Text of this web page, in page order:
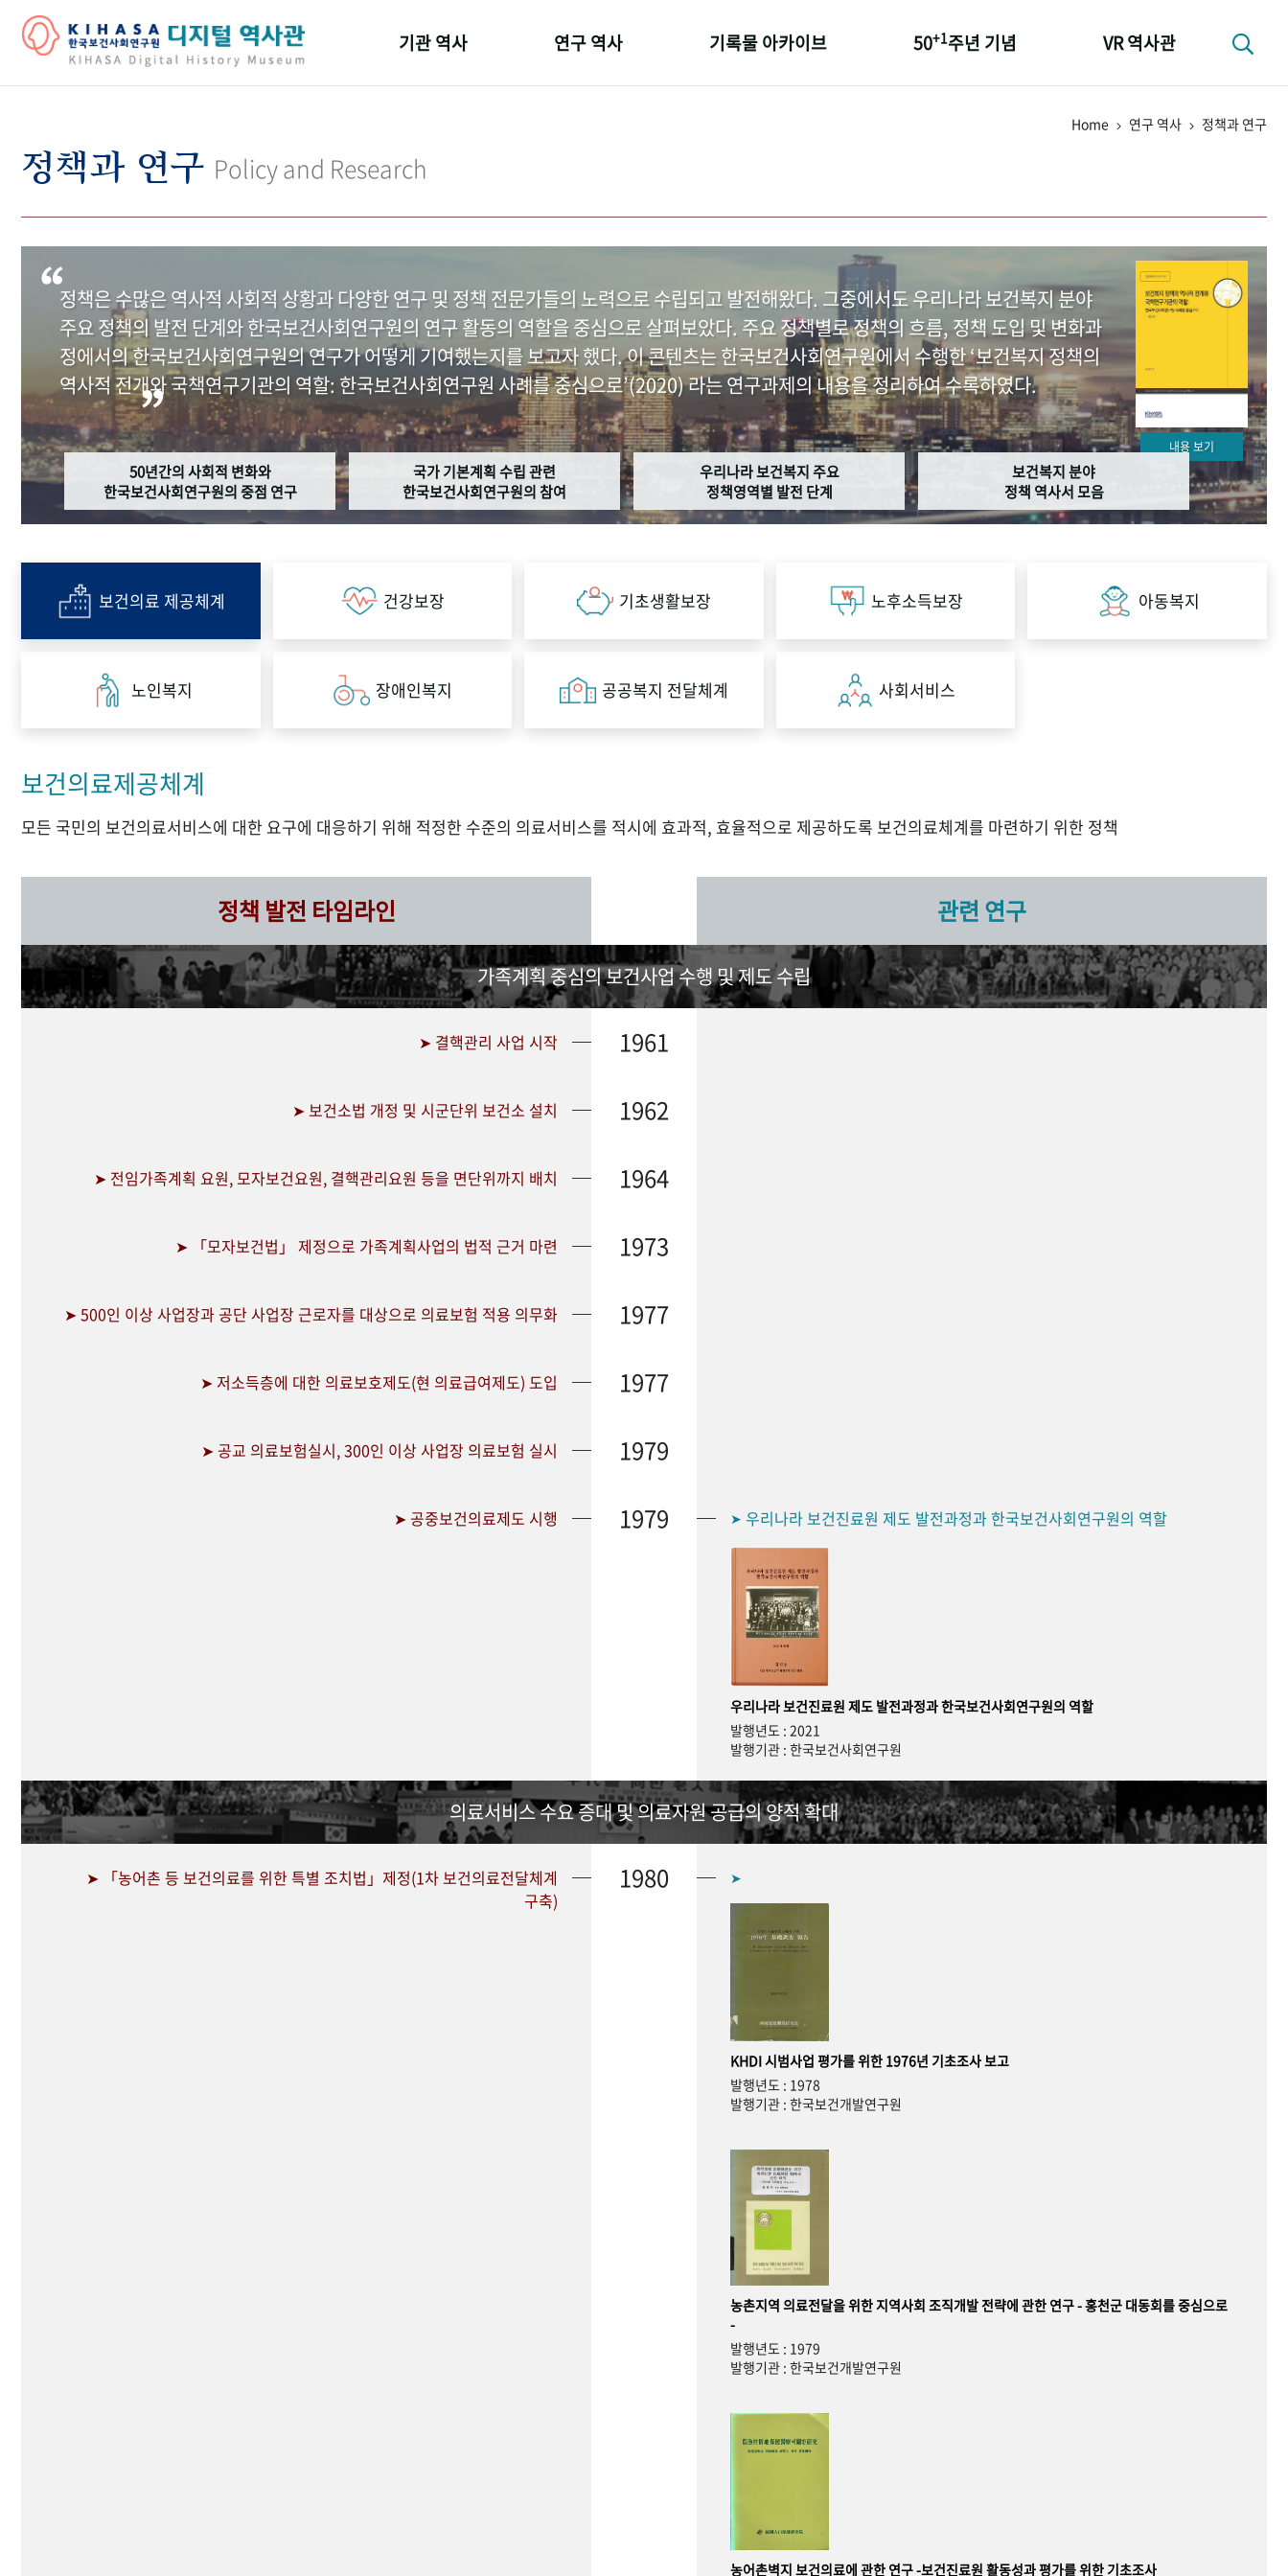
기관 역사
기관 변천사
연구 역사 기록물 아카이브 50+1주년 기념 VR 역사관
Home 연구 역사 정책과 연구
정책과 연구 Policy and Research
정책은 수많은 역사적 사회적 상황과 다양한 연구 및 정책 전문가들의 노력으로 수립되고 발전해왔다. 그중에서도 우리나라 보건복지 분야
주요 정책의 발전 단계와 한국보건사회연구원의 연구 활동의 역할을 중심으로 살펴보았다. 주요 정책별로 정책의 흐름, 정책 도입 및 변화과
정에서의 한국보건사회연구원의 연구가 어떻게 기여했는지를 보고자 했다. 이 콘텐츠는 한국보건사회연구원에서 수행한 ‘보건복지 정책의
역사적 전개와 국책연구기관의 역할: 한국보건사회연구원 사례를 중심으로’(2020) 라는 연구과제의 내용을 정리하여 수록하였다.
내용 보기
50년간의 사회적 변화와
한국보건사회연구원의 중점 연구
국가 기본계획 수립 관련
한국보건사회연구원의 참여
우리나라 보건복지 주요
정책영역별 발전 단계
보건복지 분야
정책 역사서 모음
보건의료 제공체계 건강보장 기초생활보장 노후소득보장 아동복지
노인복지 장애인복지 공공복지 전달체계 사회서비스
보건의료제공체계
모든 국민의 보건의료서비스에 대한 요구에 대응하기 위해 적정한 수준의 의료서비스를 적시에 효과적, 효율적으로 제공하도록 보건의료체계를 마련하기 위한 정책
정책 발전 타임라인 관련 연구
가족계획 중심의 보건사업 수행 및 제도 수립
➤ 결핵관리 사업 시작 1961
➤ 보건소법 개정 및 시군단위 보건소 설치 1962
➤ 전임가족계획 요원, 모자보건요원, 결핵관리요원 등을 면단위까지 배치 1964
➤ 「모자보건법」 제정으로 가족계획사업의 법적 근거 마련 1973
➤ 500인 이상 사업장과 공단 사업장 근로자를 대상으로 의료보험 적용 의무화 1977
➤ 저소득층에 대한 의료보호제도(현 의료급여제도) 도입 1977
➤ 공교 의료보험실시, 300인 이상 사업장 의료보험 실시 1979
➤ 공중보건의료제도 시행 1979 ➤ 우리나라 보건진료원 제도 발전과정과 한국보건사회연구원의 역할
우리나라 보건진료원 제도 발전과정과 한국보건사회연구원의 역할
발행년도 : 2021
발행기관 : 한국보건사회연구원
의료서비스 수요 증대 및 의료자원 공급의 양적 확대
➤ 「농어촌 등 보건의료를 위한 특별 조치법」제정(1차 보건의료전달체계
구축)
1980 ➤
KHDI 시범사업 평가를 위한 1976년 기초조사 보고
발행년도 : 1978
발행기관 : 한국보건개발연구원
농촌지역 의료전달을 위한 지역사회 조직개발 전략에 관한 연구 - 홍천군 대동회를 중심으로
-
발행년도 : 1979
발행기관 : 한국보건개발연구원
농어촌벽지 보건의료에 관한 연구 -보건진료원 활동성과 평가를 위한 기초조사